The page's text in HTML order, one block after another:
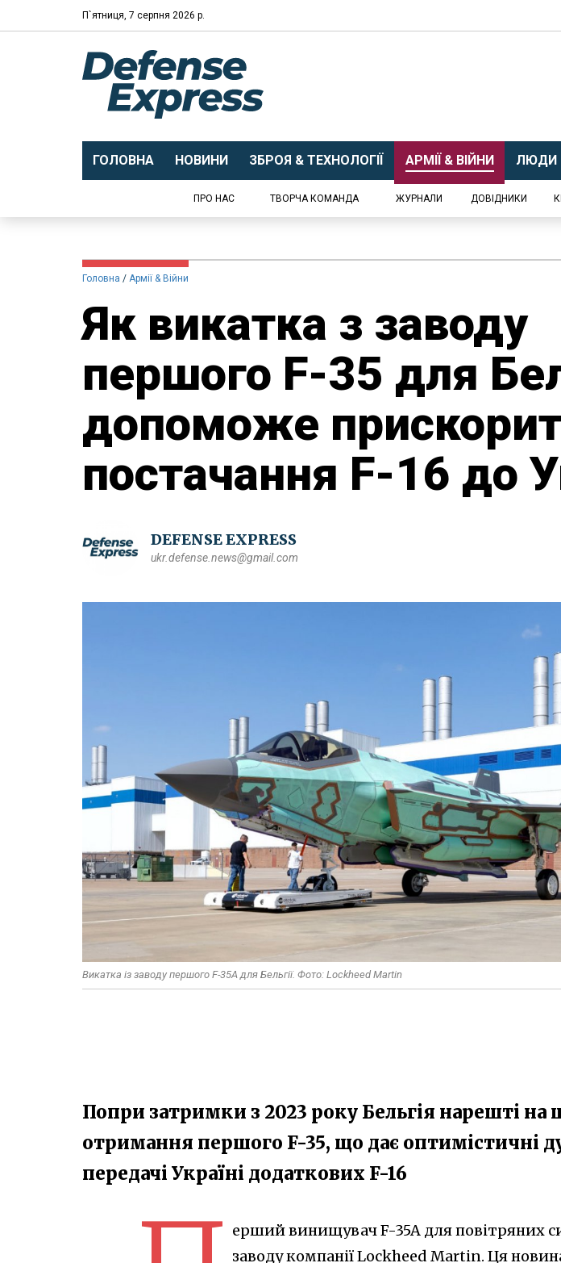
П`ятниця, 7 серпня 2026 р.
ГОЛОВНА НОВИНИ ЗБРОЯ & ТЕХНОЛОГІЇ АРМІЇ & ВІЙНИ ЛЮДИ
ПРО НАС ТВОРЧА КОМАНДА ЖУРНАЛИ ДОВІДНИКИ
Головна Армії & Війни
Як викатка з заводу
першого F-35 для
допоможе
постачання F-16 до
DEFENSE EXPRESS
ukr.defense.news@gmail.com
Викатка із заводу першого F-35A для Бельгії. Фото: Lockheed Martin
Попри затримки з 2023 року Бельгія нарешті на
отримання першого F-35, що дає оптимістичні
передачі Україні додаткових F-16
ерший винищувач F-35A для повітряних
заводу компанії Lockheed Martin. Ця